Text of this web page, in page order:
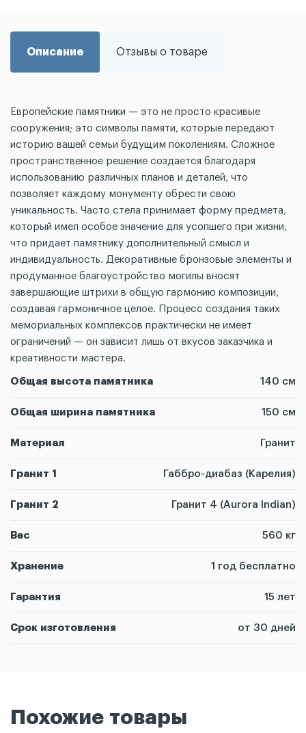
Описание Отзывы о товаре
Европейские памятники — это не просто красивые
сооружения; это символы памяти, которые передают
историю вашей семьи будущим поколениям. Сложное
пространственное решение создается благодаря
использованию различных планов и деталей, что
позволяет каждому монументу обрести свою
уникальность. Часто стела принимает форму предмета,
который имел особое значение для усопшего при жизни,
что придает памятнику дополнительный смысл и
индивидуальность. Декоративные бронзовые элементы и
продуманное благоустройство могилы вносят
завершающие штрихи в общую гармонию композиции,
создавая гармоничное целое. Процесс создания таких
мемориальных комплексов практически не имеет
ограничений — он зависит лишь от вкусов заказчика и
креативности мастера.
Общая высота памятника 140 см
Общая ширина памятника 150 см
Материал Гранит
Гранит 1 Габбро-диабаз (Карелия)
Гранит 2 Гранит 4 (Aurora Indian)
Вес 560 кг
Хранение 1 год бесплатно
Гарантия 15 лет
Срок изготовления от 30 дней
Похожие товары